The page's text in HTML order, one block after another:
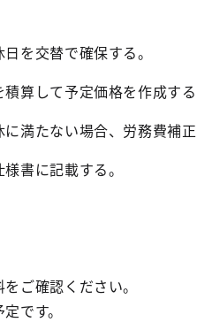
を交替で確保する。
算して予定価格を作成する
たない場合、労務費補正
書に記載する。
ご確認ください。
です。